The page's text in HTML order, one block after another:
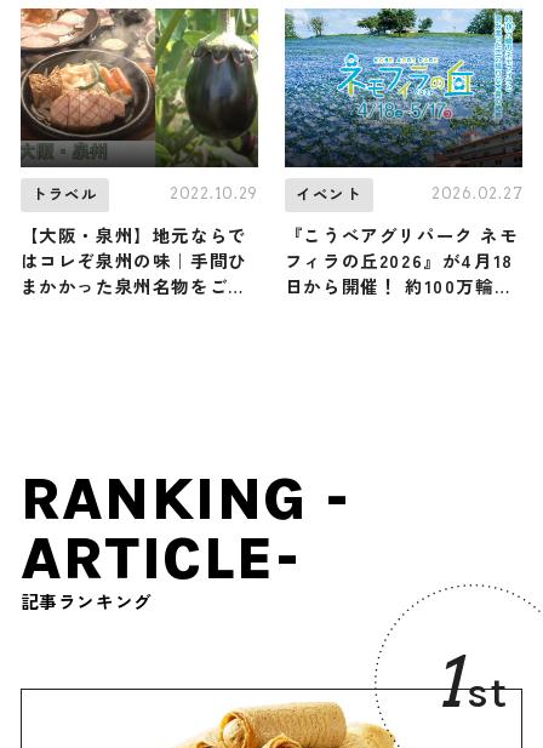
く紹介
トラベル 2022.10.29
【大阪・泉州】地元ならで
はコレぞ泉州の味｜手間ひ
まかかった泉州名物をご紹
イベント 2026.02.27
『こうべアグリパーク ネモ
フィラの丘2026』が4月18
日から開催！ 約100万輪の
RANKING -
ARTICLE-
記事ランキング
1st